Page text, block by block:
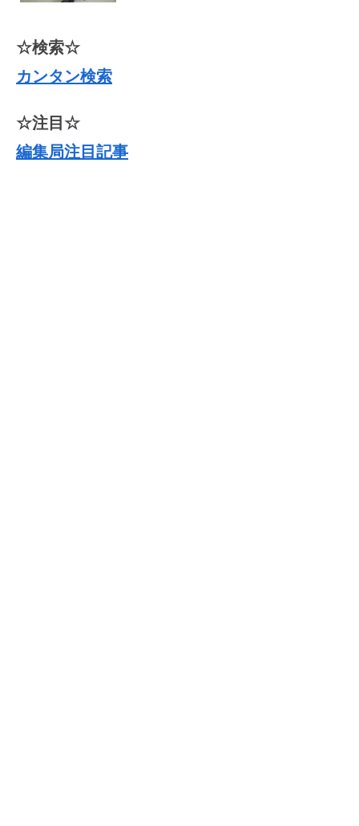
☆検索☆
カンタン検索
☆注目☆
編集局注目記事